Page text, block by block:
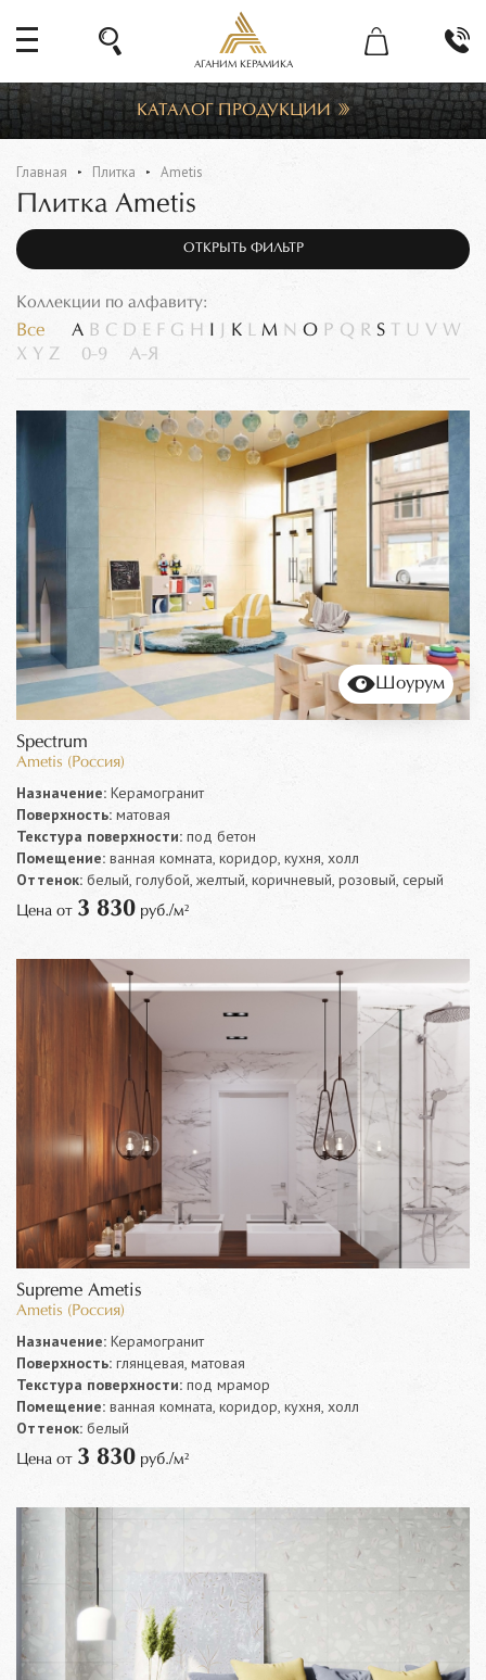
АГАНИМ КЕРАМИКА
КАТАЛОГ ПРОДУКЦИИ
Главная Плитка Ametis
Плитка Ametis
ОТКРЫТЬ ФИЛЬТР
Коллекции по алфавиту:
Все A B C D E F G H K L M N O P Q R S U V W
X Y Z 0-9 А-Я
Шоурум
Spectrum
Ametis (Россия)
Назначение: Керамогранит
Поверхность: матовая
Текстура поверхности: под бетон
Помещение: ванная комната, коридор, кухня, холл
Оттенок: белый, голубой, желтый, коричневый, розовый, серый
Цена от 3 830 руб./м²
Supreme Ametis
Ametis (Россия)
Назначение: Керамогранит
Поверхность: глянцевая, матовая
Текстура поверхности: под мрамор
Помещение: ванная комната, коридор, кухня, холл
Оттенок: белый
Цена от 3 830 руб./м²